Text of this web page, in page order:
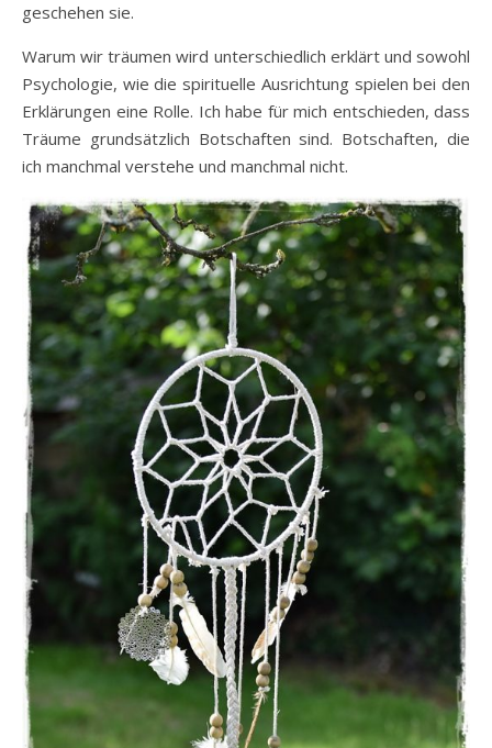
geschehen sie.
Warum wir träumen wird unterschiedlich erklärt und sowohl
Psychologie, wie die spirituelle Ausrichtung spielen bei den
Erklärungen eine Rolle. Ich habe für mich entschieden, dass
Träume grundsätzlich Botschaften sind. Botschaften, die
ich manchmal verstehe und manchmal nicht.